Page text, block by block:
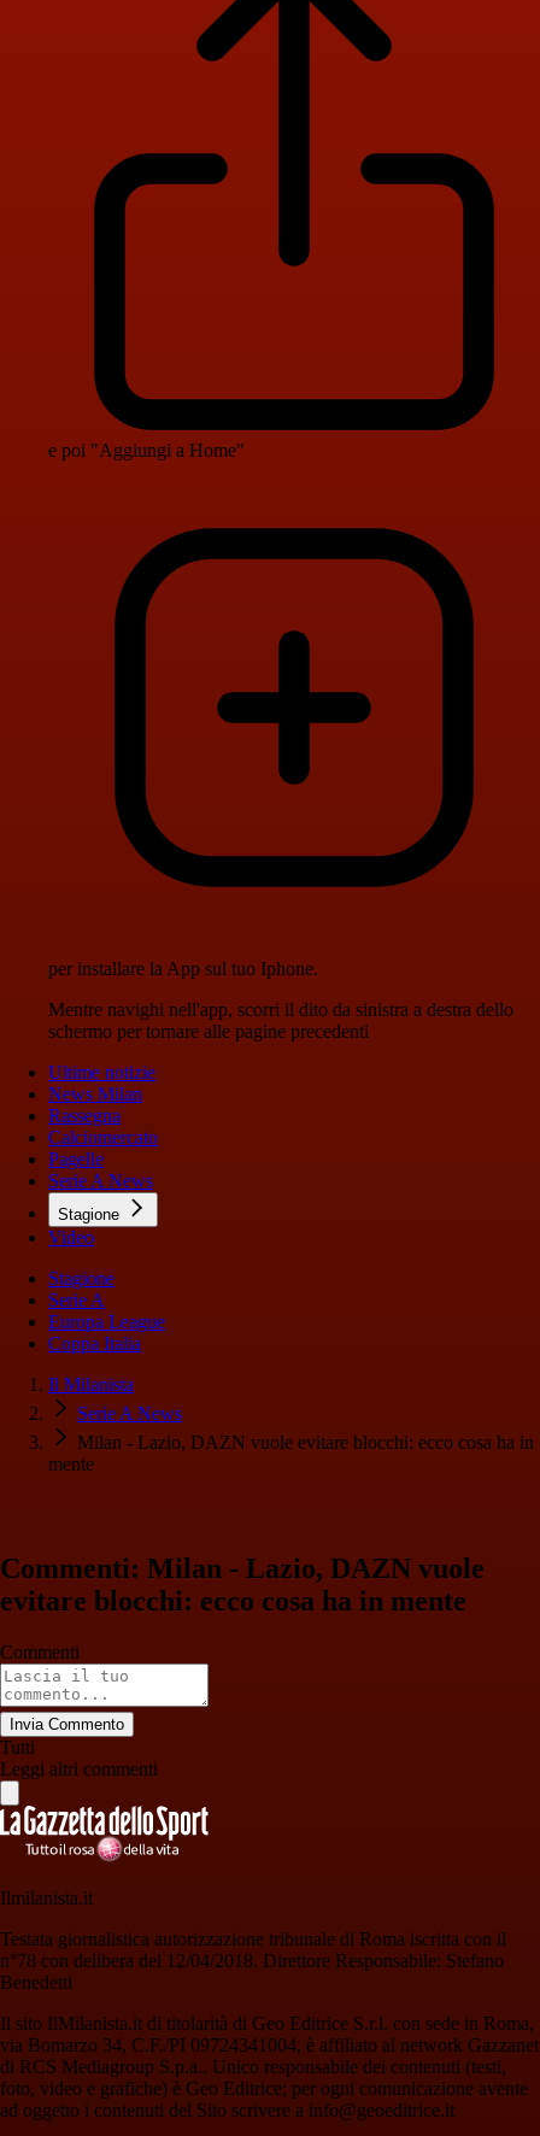
e poi "Aggiungi a Home"
per installare la App sul tuo Iphone.
Mentre navighi nell'app, scorri il dito da sinistra a destra dello
schermo per tornare alle pagine precedenti
Ultime notizie
News Milan
Rassegna
Calciomercato
Pagelle
Serie A News
Stagione
Video
Stagione
Serie A
Europa League
Coppa Italia
Il Milanista
Serie A News
Milan - Lazio, DAZN vuole evitare blocchi: ecco cosa ha in
mente
Commenti: Milan - Lazio, DAZN vuole
evitare blocchi: ecco cosa ha in mente
Commenti
Invia Commento
Tutti
Leggi altri commenti
Ilmilanista.it
Testata giornalistica autorizzazione tribunale di Roma iscritta con il
n°78 con delibera del 12/04/2018. Direttore Responsabile: Stefano
Benedetti
Il sito IlMilanista.it di titolarità di Geo Editrice S.r.l. con sede in Roma,
via Bomarzo 34, C.F./PI 09724341004, è affiliato al network Gazzanet
di RCS Mediagroup S.p.a.. Unico responsabile dei contenuti (testi,
foto, video e grafiche) è Geo Editrice; per ogni comunicazione avente
ad oggetto i contenuti del Sito scrivere a info@geoeditrice.it